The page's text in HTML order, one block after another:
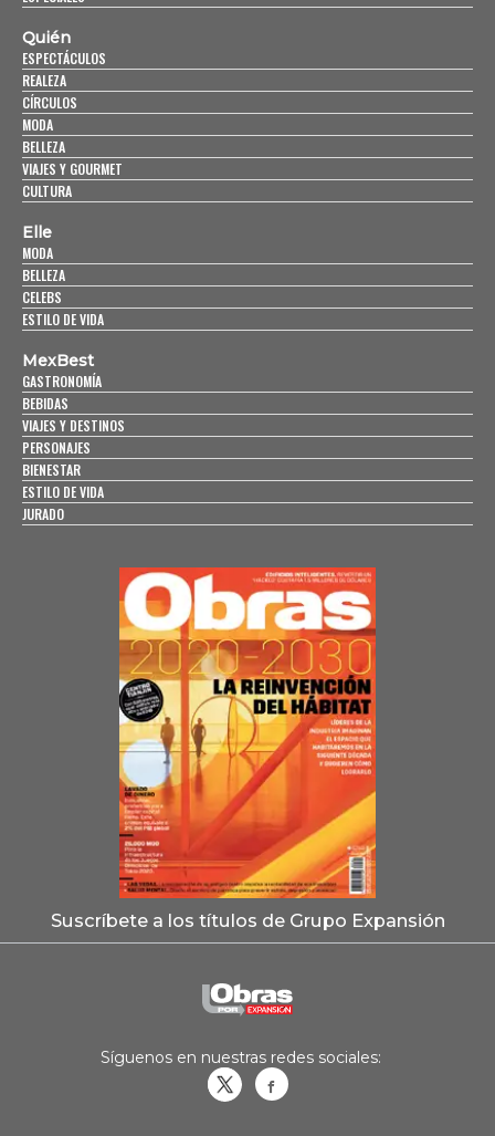
Quién
ESPECTÁCULOS
REALEZA
CÍRCULOS
MODA
BELLEZA
VIAJES Y GOURMET
CULTURA
Elle
MODA
BELLEZA
CELEBS
ESTILO DE VIDA
MexBest
GASTRONOMÍA
BEBIDAS
VIAJES Y DESTINOS
PERSONAJES
BIENESTAR
ESTILO DE VIDA
JURADO
Suscríbete a los títulos de Grupo Expansión
Síguenos en nuestras redes sociales: